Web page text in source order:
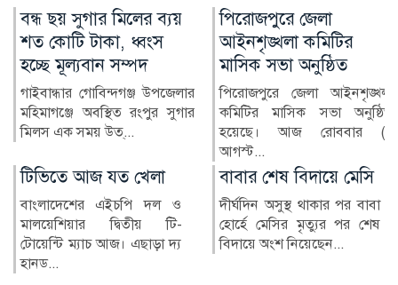
পিরোজপুরে জেলা
আইনশৃঙ্খলা কমিটির
মাসিক সভা অনুষ্ঠিত
পিরোজপুরে জেলা আইনশৃঙ্খলা
কমিটির মাসিক সভা অনুষ্ঠিত
হয়েছে। আজ রোববার (৯
লৌহজংয়ে মার্কেটে আগুন,
রক্ষা পেল হাসপাতাল-
ব্যাংক
মুন্সীগঞ্জের লৌহজংয়ে একটি
মার্কেটে অগ্নিকাণ্ডের ঘটনা ঘটেছে।
ফায়ার সার্ভিসের দ...
বাবার শেষ বিদায়ে মেসি
দীর্ঘদিন অসুস্থ থাকার পর বাবা
হোর্হে মেসির মৃত্যুর পর শেষ
বিদায়ে অংশ নিয়েছেন...
এসএসসি ও সমমানের
ফল প্রকাশ আজ
চলতি বছরের এসএসসি ও
সমমান পরীক্ষার ফল আজ